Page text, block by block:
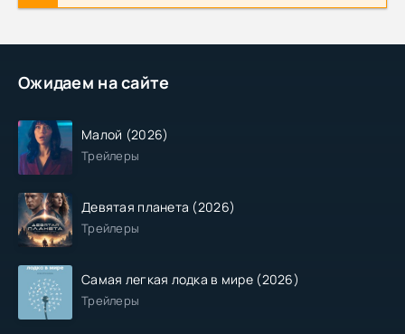
Ожидаем на сайте
Малой (2026)
Трейлеры
Девятая планета (2026)
Трейлеры
Самая легкая лодка в мире (2026)
Трейлеры